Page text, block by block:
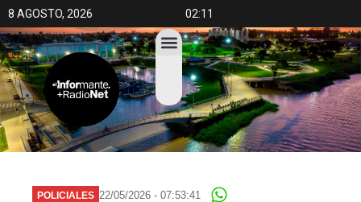
8 AGOSTO, 2026 02:11
POLICIALES 22/05/2026 - 07:53:41